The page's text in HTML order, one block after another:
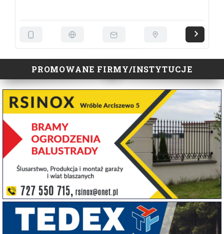
PROMOWANE FIRMY/INSTYTUCJE